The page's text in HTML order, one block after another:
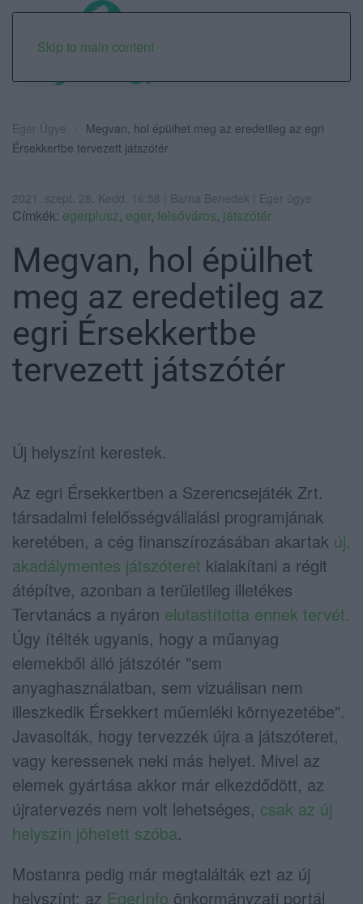
Skip to main content
Eger Ügye
Megvan, hol épülhet meg az eredetileg az egri
Érsekkertbe tervezett játszótér
2021. szept. 28. Kedd, 16:58 | Barna Benedek | Eger ügye
Címkék: egerplusz, eger, felsőváros, játszótér
Megvan, hol épülhet
meg az eredetileg az
egri Érsekkertbe
tervezett játszótér
Új helyszínt kerestek.
Az egri Érsekkertben a Szerencsejáték Zrt.
társadalmi felelősségvállalási programjának
keretében, a cég finanszírozásában akartak új,
akadálymentes játszóteret kialakítani a régit
átépítve, azonban a területileg illetékes
Tervtanács a nyáron elutastította ennek tervét.
Úgy ítélték ugyanis, hogy a műanyag
elemekből álló játszótér "sem
anyaghasználatban, sem vizuálisan nem
illeszkedik Érsekkert műemléki környezetébe".
Javasolták, hogy tervezzék újra a játszóteret,
vagy keressenek neki más helyet. Mivel az
elemek gyártása akkor már elkezdődött, az
újratervezés nem volt lehetséges, csak az új
helyszín jöhetett szóba.
Mostanra pedig már megtalálták ezt az új
helyszínt: az EgerInfo önkormányzati portál